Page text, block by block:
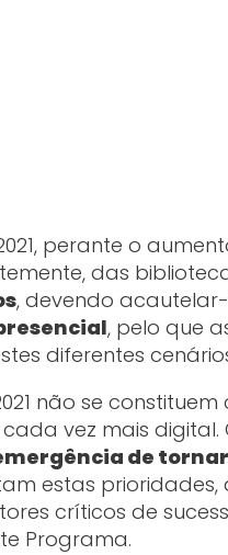
perante o
das
, devendo
, pelo que
diferentes
não se
vez mais digital.
de
estas
críticos de
Programa.